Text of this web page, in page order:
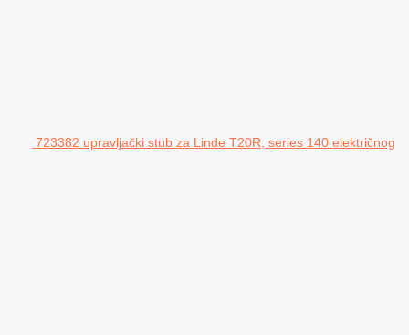
723382 upravljački stub za Linde T20R, series 140 električnog